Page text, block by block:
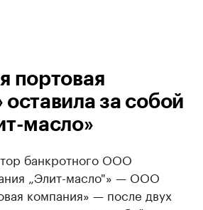
портовая
за собой
масло»
банкротного ООО
„Элит-масло"» — ООО
компания» — после двух